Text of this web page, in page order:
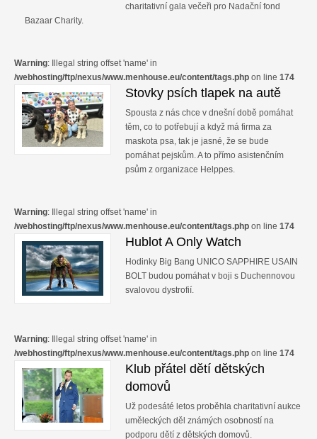
charitativní gala večeři pro Nadační fond
Bazaar Charity.
Warning: Illegal string offset 'name' in
/webhosting/ftp/nexus/www.menhouse.eu/content/tags.php on line 174
Stovky psích tlapek na autě
Spousta z nás chce v dnešní době pomáhat
těm, co to potřebují a když má firma za
maskota psa, tak je jasné, že se bude
pomáhat pejskům. A to přímo asistenčním
psům z organizace Helppes.
Warning: Illegal string offset 'name' in
/webhosting/ftp/nexus/www.menhouse.eu/content/tags.php on line 174
Hublot A Only Watch
Hodinky Big Bang UNICO SAPPHIRE USAIN
BOLT budou pomáhat v boji s Duchennovou
svalovou dystrofií.
Warning: Illegal string offset 'name' in
/webhosting/ftp/nexus/www.menhouse.eu/content/tags.php on line 174
Klub přátel dětí dětských
domovů
Už podesáté letos proběhla charitativní aukce
uměleckých děl známých osobností na
podporu dětí z dětských domovů.